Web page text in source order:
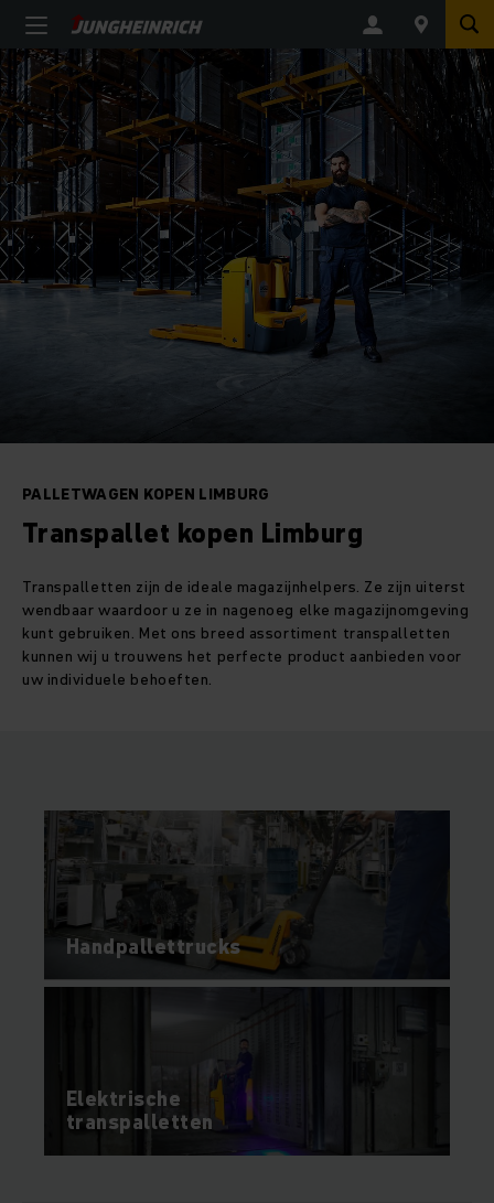
PALLETWAGEN KOPEN LIMBURG
Transpallet kopen Limburg
Transpalletten zijn de ideale magazijnhelpers. Ze zijn uiterst
wendbaar waardoor u ze in nagenoeg elke magazijnomgeving
kunt gebruiken. Met ons breed assortiment transpalletten
kunnen wij u trouwens het perfecte product aanbieden voor
uw individuele behoeften.
Handpallettrucks
Elektrische
transpalletten